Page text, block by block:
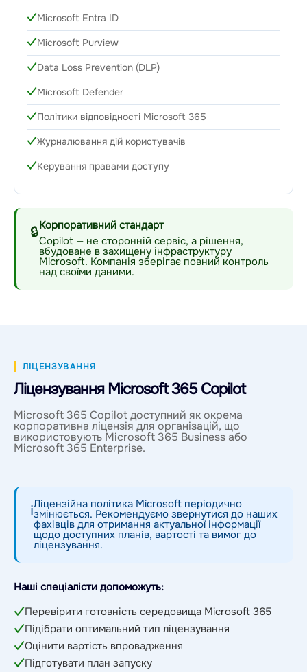
Microsoft Entra ID
Microsoft Purview
Data Loss Prevention (DLP)
Microsoft Defender
Політики відповідності Microsoft 365
Журналювання дій користувачів
Керування правами доступу
🔒Корпоративний стандарт
Copilot — не сторонній сервіс, а рішення,
вбудоване в захищену інфраструктуру
Microsoft. Компанія зберігає повний контроль
над своїми даними.
ЛІЦЕНЗУВАННЯ
Ліцензування Microsoft 365 Copilot
Microsoft 365 Copilot доступний як окрема
корпоративна ліцензія для організацій, що
використовують Microsoft 365 Business або
Microsoft 365 Enterprise.
ℹЛіцензійна політика Microsoft періодично
змінюється. Рекомендуємо звернутися до наших
фахівців для отримання актуальної інформації
щодо доступних планів, вартості та вимог до
ліцензування.
Наші спеціалісти допоможуть:
Перевірити готовність середовища Microsoft 365
Підібрати оптимальний тип ліцензування
Оцінити вартість впровадження
Підготувати план запуску